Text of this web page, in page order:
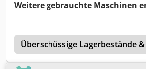
270/210/H100 mm -Gewicht: 3 kg/Karton
Weitere gebrauchte Maschinen
Überschüssige Lagerbestände